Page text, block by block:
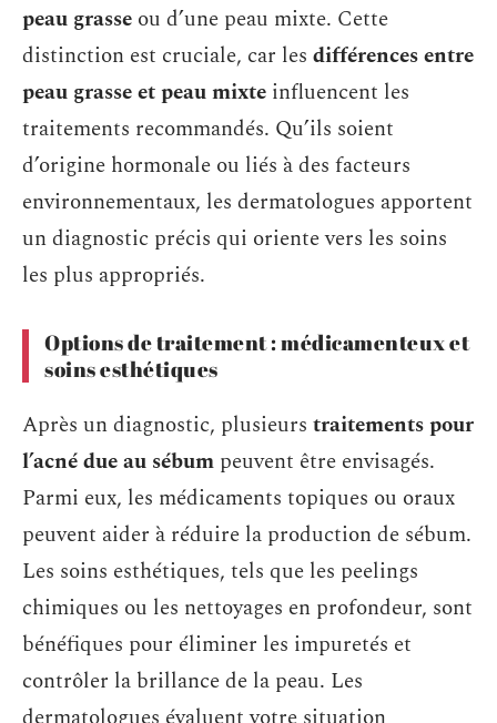
peau grasse ou d’une peau mixte. Cette
distinction est cruciale, car les différences entre
peau grasse et peau mixte influencent les
traitements recommandés. Qu’ils soient
d’origine hormonale ou liés à des facteurs
environnementaux, les dermatologues apportent
un diagnostic précis qui oriente vers les soins
les plus appropriés.
Options de traitement : médicamenteux et
soins esthétiques
Après un diagnostic, plusieurs traitements pour
l’acné due au sébum peuvent être envisagés.
Parmi eux, les médicaments topiques ou oraux
peuvent aider à réduire la production de sébum.
Les soins esthétiques, tels que les peelings
chimiques ou les nettoyages en profondeur, sont
bénéfiques pour éliminer les impuretés et
contrôler la brillance de la peau. Les